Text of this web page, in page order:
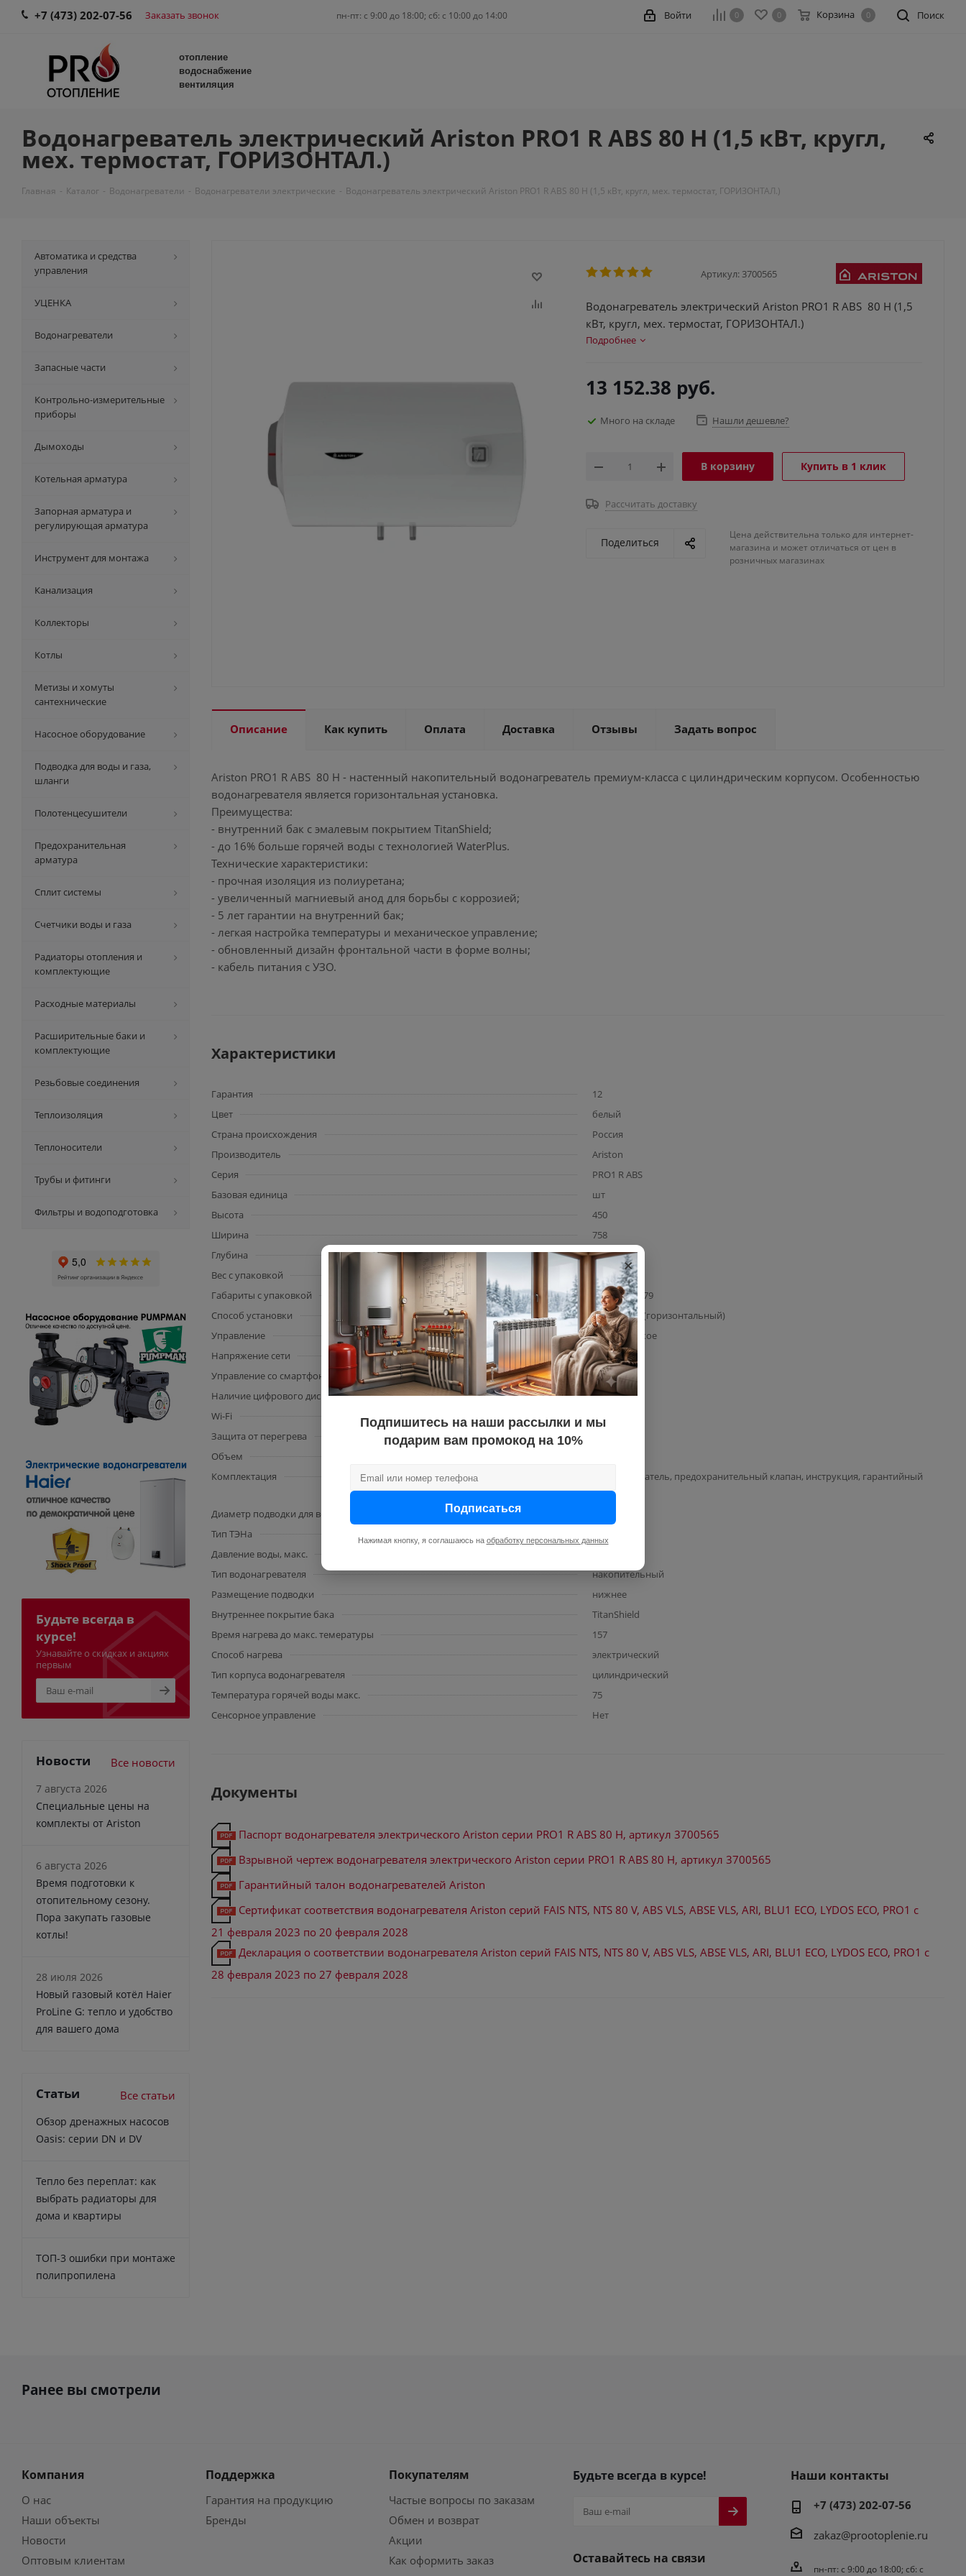
+7 (473) 202-07-56 Заказать звонок пн-пт: c 9:00 до 18:00; сб: с 10:00 до 14:00 Поиск
0 0 Корзина 0
Войти
отопление
водоснабжение
вентиляция
Водонагреватель электрический Ariston PRO1 R ABS 80 H (1,5 кВт, кругл,
мех. термостат, ГОРИЗОНТАЛ.)
Главная - Каталог - Водонагреватели - Водонагреватели электрические - Водонагреватель электрический Ariston PRO1 R ABS 80 H (1,5 кВт, кругл, мех. термостат, ГОРИЗОНТАЛ.)
Артикул: 3700565
Водонагреватель электрический Ariston PRO1 R ABS 80 H (1,5
кВт, кругл, мех. термостат, ГОРИЗОНТАЛ.)
Подробнее
13 152.38 руб.
Много на складе Нашли дешевле?
В корзину Купить в 1 клик
Рассчитать доставку
Поделиться
Цена действительна только для интернет-
магазина и может отличаться от цен в
розничных магазинах
Описание Как купить Оплата Доставка Отзывы Задать вопрос
Ariston PRO1 R ABS 80 H - настенный накопительный водонагреватель премиум-класса с цилиндрическим корпусом. Особенностью
водонагревателя является горизонтальная установка.
Преимущества:
- внутренний бак с эмалевым покрытием TitanShield;
- до 16% больше горячей воды с технологией WaterPlus.
Технические характеристики:
- прочная изоляция из полиуретана;
- увеличенный магниевый анод для борьбы с коррозией;
- 5 лет гарантии на внутренний бак;
- легкая настройка температуры и механическое управление;
- обновленный дизайн фронтальной части в форме волны;
- кабель питания с УЗО.
Характеристики
Гарантия
12
Цвет
белый
Страна происхождения
Россия
Производитель
Ariston
Серия
PRO1 R ABS
Базовая единица
шт
Высота
450
Ширина
758
Глубина
480
Вес с упаковкой
21,200
Габариты с упаковкой
491 / 461 / 779
Способ установки
настенный (горизонтальный)
Управление
механическое
Напряжение сети
220
Управление со смартфона
нет
Наличие цифрового дисплея
нет
Wi-Fi
Защита от перегрева
Объем
Комплектация
водонагреватель, предохранительный клапан, инструкция, гарантийный
талон
Диаметр подводки для воды
Тип ТЭНа
Давление воды, макс.
Тип водонагревателя
накопительный
Размещение подводки
нижнее
Внутреннее покрытие бака
TitanShield
Время нагрева до макс. темературы
157
Способ нагрева
электрический
Тип корпуса водонагревателя
цилиндрический
Температура горячей воды макс.
75
Сенсорное управление
Нет
Документы
Паспорт водонагревателя электрического Ariston серии PRO1 R ABS 80 H, артикул 3700565
Взрывной чертеж водонагревателя электрического Ariston серии PRO1 R ABS 80 H, артикул 3700565
Гарантийный талон водонагревателей Ariston
Сертификат соответствия водонагревателя Ariston серий FAIS NTS, NTS 80 V, ABS VLS, ABSE VLS, ARI, BLU1 ECO, LYDOS ECO, PRO1 с
21 февраля 2023 по 20 февраля 2028
Декларация о соответствии водонагревателя Ariston серий FAIS NTS, NTS 80 V, ABS VLS, ABSE VLS, ARI, BLU1 ECO, LYDOS ECO, PRO1 с
28 февраля 2023 по 27 февраля 2028
Автоматика и средства
управления
УЦЕНКА
Водонагреватели
Запасные части
Контрольно-измерительные
приборы
Дымоходы
Котельная арматура
Запорная арматура и
регулирующая арматура
Инструмент для монтажа
Канализация
Коллекторы
Котлы
Метизы и хомуты
сантехнические
Насосное оборудование
Подводка для воды и газа,
шланги
Полотенцесушители
Предохранительная
арматура
Сплит системы
Счетчики воды и газа
Радиаторы отопления и
комплектующие
Расходные материалы
Расширительные баки и
комплектующие
Резьбовые соединения
Теплоизоляция
Теплоносители
Трубы и фитинги
Фильтры и водоподготовка
Будьте всегда в
курсе!
Узнавайте о скидках и акциях
первым
Новости Все новости
7 августа 2026
Специальные цены на
комплекты от Ariston
6 августа 2026
Время подготовки к
отопительному сезону.
Пора закупать газовые
котлы!
28 июля 2026
Новый газовый котёл Haier
ProLine G: тепло и удобство
для вашего дома
Статьи Все статьи
Обзор дренажных насосов
Oasis: серии DN и DV
Тепло без переплат: как
выбрать радиаторы для
дома и квартиры
ТОП-3 ошибки при монтаже
полипропилена
Ранее вы смотрели
Компания
О нас
Наши объекты
Новости
Оптовым клиентам
Поддержка
Гарантия на продукцию
Бренды
Покупателям
Частые вопросы по заказам
Обмен и возврат
Акции
Как оформить заказ
Будьте всегда в курсе!
Оставайтесь на связи
Наши контакты
+7 (473) 202-07-56
zakaz@prootoplenie.ru
пн-пт: c 9:00 до 18:00; сб: с
×
Подпишитесь на наши рассылки и мы
подарим вам промокод на 10%
Подписаться
Нажимая кнопку, я соглашаюсь на обработку персональных данных